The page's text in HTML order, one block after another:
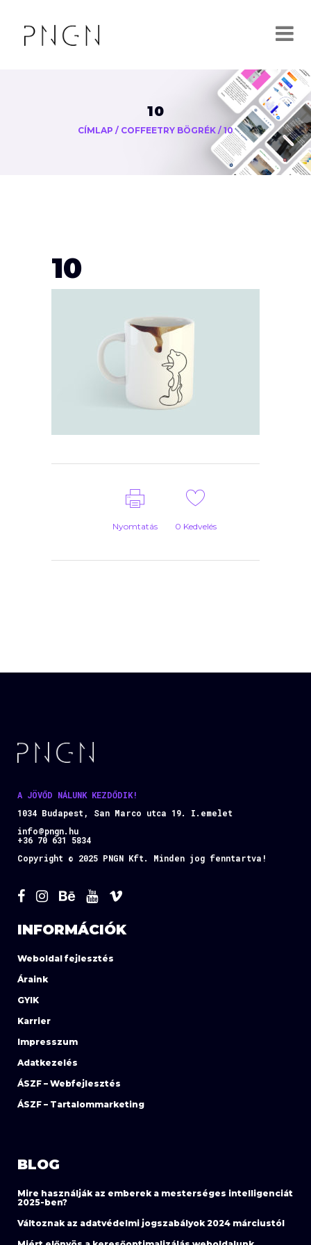
10
CÍMLAP / COFFEETRY BÖGRÉK / 10
10
Nyomtatás 0 Kedvelés
A JÖVŐD NÁLUNK KEZDŐDIK!
1034 Budapest, San Marco utca 19. I.emelet
info@pngn.hu
+36 70 631 5834
Copyright © 2025 PNGN Kft. Minden jog fenntartva!
INFORMÁCIÓK
Weboldal fejlesztés
Áraink
GYIK
Karrier
Impresszum
Adatkezelés
ÁSZF – Webfejlesztés
ÁSZF – Tartalommarketing
BLOG
Mire használják az emberek a mesterséges intelligenciát
2025-ben?
Változnak az adatvédelmi jogszabályok 2024 márciustól